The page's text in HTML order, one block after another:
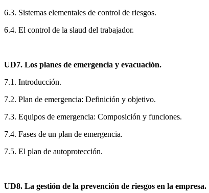
6.3. Sistemas elementales de control de riesgos.
6.4. El control de la slaud del trabajador.
UD7. Los planes de emergencia y evacuación.
7.1. Introducción.
7.2. Plan de emergencia: Definición y objetivo.
7.3. Equipos de emergencia: Composición y funciones.
7.4. Fases de un plan de emergencia.
7.5. El plan de autoprotección.
UD8. La gestión de la prevención de riesgos en la empresa.